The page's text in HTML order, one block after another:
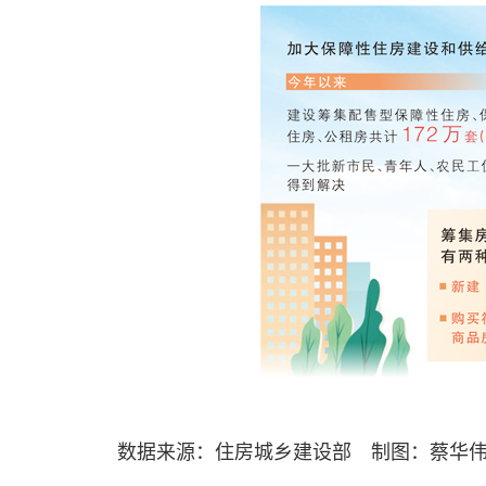
数据来源：住房城乡建设部 制图：蔡华